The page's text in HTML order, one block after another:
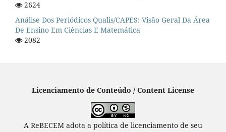
2624
Análise Dos Periódicos Qualis/CAPES: Visão Geral Da Área
De Ensino Em Ciências E Matemática
2082
Licenciamento de Conteúdo / Content License
A ReBECEM adota a política de licenciamento de seu